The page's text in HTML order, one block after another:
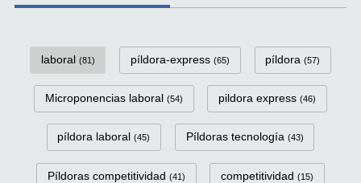
FerTv Píldoras-vídeo Express
laboral (81) píldora-express (65) píldora (57)
Microponencias laboral (54) pildora express (46)
píldora laboral (45) Píldoras tecnología (43)
Píldoras competitividad (41) competitividad (15)